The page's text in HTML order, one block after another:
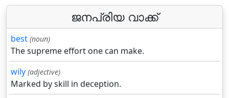
ജനപ്രിയ വാക്ക്
best (noun)
The supreme effort one can make.
wily (adjective)
Marked by skill in deception.